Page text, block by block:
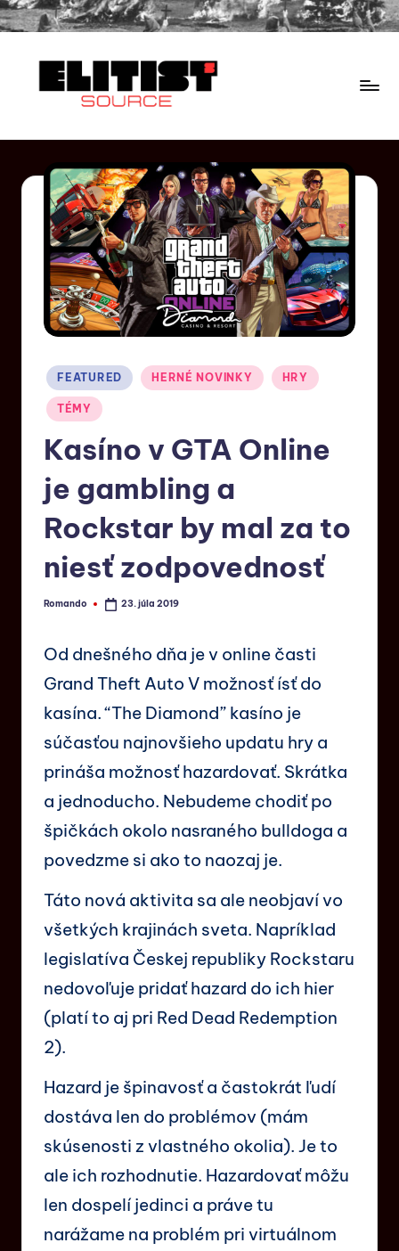
FEATURED HERNÉ NOVINKY HRY
TÉMY
Kasíno v GTA Online
je gambling a
Rockstar by mal za to
niesť zodpovednosť
Romando 23. júla 2019
Od dnešného dňa je v online časti
Grand Theft Auto V možnosť ísť do
kasína. “The Diamond” kasíno je
súčasťou najnovšieho updatu hry a
prináša možnosť hazardovať. Skrátka
a jednoducho. Nebudeme chodiť po
špičkách okolo nasraného bulldoga a
povedzme si ako to naozaj je.
Táto nová aktivita sa ale neobjaví vo
všetkých krajinách sveta. Napríklad
legislatíva Českej republiky Rockstaru
nedovoľuje pridať hazard do ich hier
(platí to aj pri Red Dead Redemption
2).
Hazard je špinavosť a častokrát ľudí
dostáva len do problémov (mám
skúsenosti z vlastného okolia). Je to
ale ich rozhodnutie. Hazardovať môžu
len dospelí jedinci a práve tu
narážame na problém pri virtuálnom